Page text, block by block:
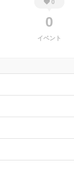
0
0
イベント